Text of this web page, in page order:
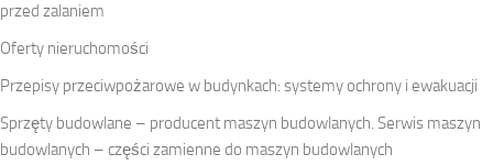
przed zalaniem
Oferty nieruchomości
Przepisy przeciwpożarowe w budynkach: systemy ochrony i ewakuacji
Sprzęty budowlane – producent maszyn budowlanych. Serwis maszyn
budowlanych – części zamienne do maszyn budowlanych